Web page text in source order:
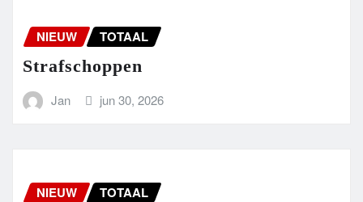
NIEUW TOTAAL
Strafschoppen
Jan jun 30, 2026
NIEUW TOTAAL